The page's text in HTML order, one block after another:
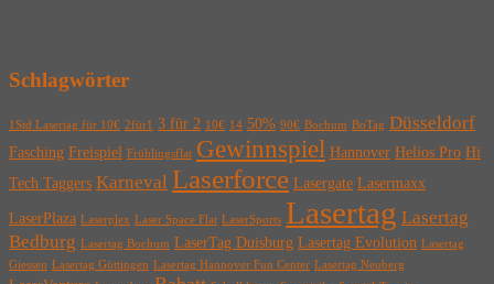
Schlagwörter
1Std Lasertag für 10€ 2für1 3 für 2 10€ 14 50% 90€ Bochum BoTag Düsseldorf
Fasching Freispiel Frühlingsflat Gewinnspiel Hannover Helios Pro Hi
Tech Taggers Karneval Laserforce Lasergate Lasermaxx
LaserPlaza Laserplex Laser Space Flat LaserSports Lasertag Lasertag
Bedburg Lasertag Bochum LaserTag Duisburg Lasertag Evolution Lasertag
Giessen Lasertag Göttingen Lasertag Hannover Fun Center Lasertag Neuberg